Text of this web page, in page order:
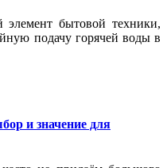
бытовой техники,
подачу горячей воды в
и значение для